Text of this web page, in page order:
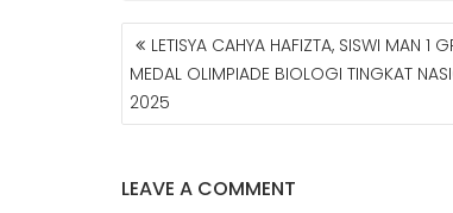
N
A
V
A
LETISYA CAHYA HAFIZTA, SISWI MAN 1
MEDAL OLIMPIADE BIOLOGI TINGKAT
2025
LEAVE A COMMENT